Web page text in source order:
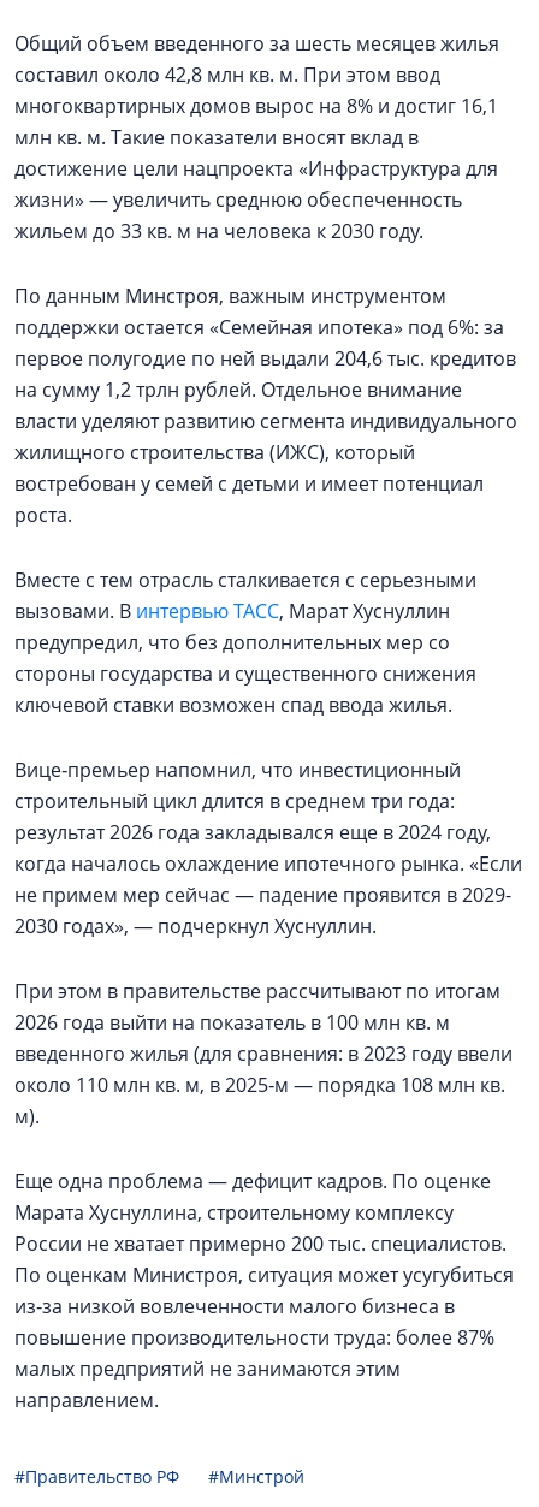
Общий объем введенного за шесть месяцев жилья
составил около 42,8 млн кв. м. При этом ввод
многоквартирных домов вырос на 8% и достиг 16,1
млн кв. м. Такие показатели вносят вклад в
достижение цели нацпроекта «Инфраструктура для
жизни» — увеличить среднюю обеспеченность
жильем до 33 кв. м на человека к 2030 году.
По данным Минстроя, важным инструментом
поддержки остается «Семейная ипотека» под 6%: за
первое полугодие по ней выдали 204,6 тыс. кредитов
на сумму 1,2 трлн рублей. Отдельное внимание
власти уделяют развитию сегмента индивидуального
жилищного строительства (ИЖС), который
востребован у семей с детьми и имеет потенциал
роста.
Вместе с тем отрасль сталкивается с серьезными
вызовами. В интервью ТАСС, Марат Хуснуллин
предупредил, что без дополнительных мер со
стороны государства и существенного снижения
ключевой ставки возможен спад ввода жилья.
Вице‑премьер напомнил, что инвестиционный
строительный цикл длится в среднем три года:
результат 2026 года закладывался еще в 2024 году,
когда началось охлаждение ипотечного рынка. «Если
не примем мер сейчас — падение проявится в 2029-
2030 годах», — подчеркнул Хуснуллин.
При этом в правительстве рассчитывают по итогам
2026 года выйти на показатель в 100 млн кв. м
введенного жилья (для сравнения: в 2023 году ввели
около 110 млн кв. м, в 2025‑м — порядка 108 млн кв.
м).
Еще одна проблема — дефицит кадров. По оценке
Марата Хуснуллина, строительному комплексу
России не хватает примерно 200 тыс. специалистов.
По оценкам Министроя, ситуация может усугубиться
из‑за низкой вовлеченности малого бизнеса в
повышение производительности труда: более 87%
малых предприятий не занимаются этим
направлением.
#Правительство РФ
#Минстрой